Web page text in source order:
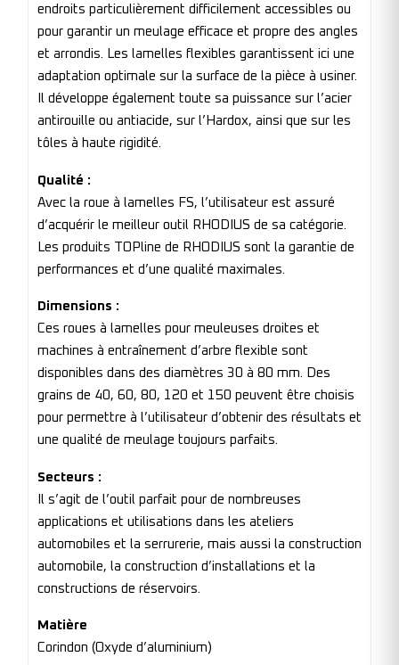
endroits particulièrement difficilement accessibles ou
pour garantir un meulage efficace et propre des angles
et arrondis. Les lamelles flexibles garantissent ici une
adaptation optimale sur la surface de la pièce à usiner.
Il développe également toute sa puissance sur l’acier
antirouille ou antiacide, sur l’Hardox, ainsi que sur les
tôles à haute rigidité.
Qualité :
Avec la roue à lamelles FS, l’utilisateur est assuré
d’acquérir le meilleur outil RHODIUS de sa catégorie.
Les produits TOPline de RHODIUS sont la garantie de
performances et d’une qualité maximales.
Dimensions :
Ces roues à lamelles pour meuleuses droites et
machines à entraînement d’arbre flexible sont
disponibles dans des diamètres 30 à 80 mm. Des
grains de 40, 60, 80, 120 et 150 peuvent être choisis
pour permettre à l’utilisateur d’obtenir des résultats et
une qualité de meulage toujours parfaits.
Secteurs :
Il s’agit de l’outil parfait pour de nombreuses
applications et utilisations dans les ateliers
automobiles et la serrurerie, mais aussi la construction
automobile, la construction d’installations et la
constructions de réservoirs.
Matière
Corindon (Oxyde d’aluminium)